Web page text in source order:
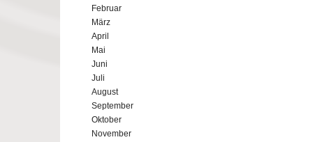
Februar
März
April
Mai
Juni
Juli
August
September
Oktober
November